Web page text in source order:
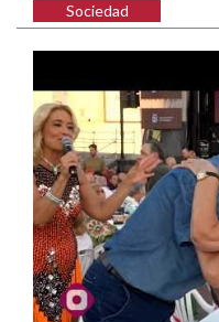
Sociedad